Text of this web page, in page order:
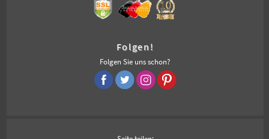
Folgen!
Folgen Sie uns schon?